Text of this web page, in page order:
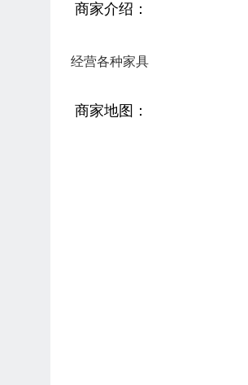
商家介绍：
经营各种家具
商家地图：